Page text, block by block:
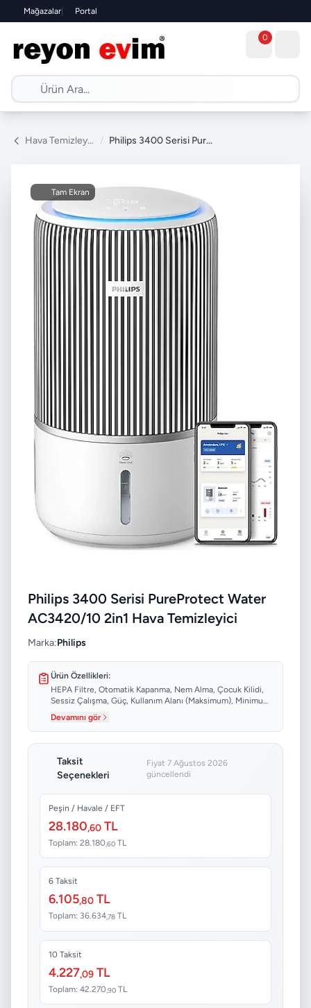
Mağazalar| Portal
0
Hava Temizleyici / Philips 3400 Serisi PureProtect Water AC3420/10 2in1 Hava Temizleyici
Tam Ekran
Philips 3400 Serisi PureProtect Water
AC3420/10 2in1 Hava Temizleyici
Marka:Philips
Ürün Özellikleri:
HEPA Filtre, Otomatik Kapanma, Nem Alma, Çocuk Kilidi,
Sessiz Çalışma, Güç, Kullanım Alanı (Maksimum), Minimum
Ses Seviyesi...
Devamını gör
Taksit
Seçenekleri
Fiyat 7 Ağustos 2026
güncellendi
Peşin / Havale / EFT
28.180,60 TL
Toplam: 28.180 ,60 TL
6 Taksit
6.105,80 TL
Toplam: 36.634,78 TL
10 Taksit
4.227,09 TL
Toplam: 42.270 ,90 TL